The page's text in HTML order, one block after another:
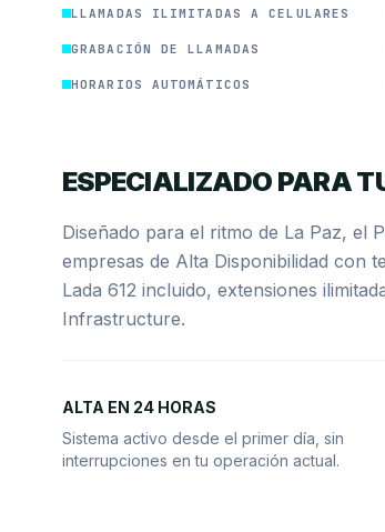
LLAMADAS ILIMITADAS A CELULARES
GRABACIÓN DE LLAMADAS
HORARIOS AUTOMÁTICOS
ESPECIALIZADO PARA
Diseñado para el ritmo de La Paz, el
empresas de Alta Disponibilidad con
Lada 612 incluido, extensiones
Infrastructure.
ALTA EN 24 HORAS
Sistema activo desde el primer día, sin
interrupciones en tu operación actual.